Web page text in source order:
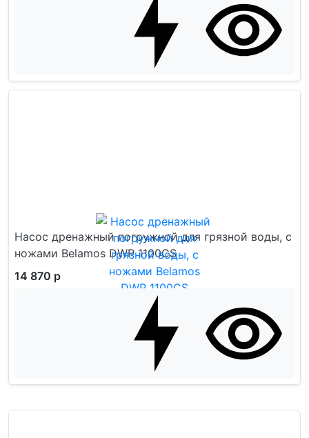
Насос дренажный погружной для грязной воды, с
ножами Belamos DWP 1100CS
14 870 р